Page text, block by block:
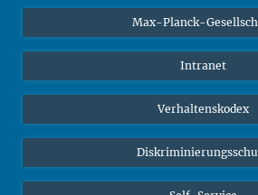
Studierende
Schüler*innen
Öffentlichkeit
Alumnae | Alumni
Max-Planck-
Intranet
Verhaltenskodex